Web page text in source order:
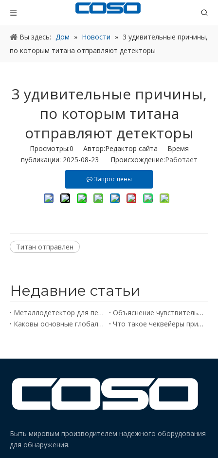
Вы здесь: Дом » Новости » 3 удивительные причины,
по которым титана отправляют детекторы
3 удивительные причины,
по которым титана
отправляют детекторы
Просмотры:0 Автор:Pедактор сайта Время
публикации: 2025-08-23 Происхождение:Работает
Запрос цены
Титан отправлен
Недавние статьи
Металлодетектор для переработки хлопьев ПЭТ – практический пример
Объяснение чувствительности промышленного металлодетектора
Каковы основные глобальные стандарты и кодексы безопасности пищевых продуктов?
Что такое чеквейеры при контроле продуктов питания и напитков и как они работают
Быть мировым производителем надежного оборудования
для обнаружения.